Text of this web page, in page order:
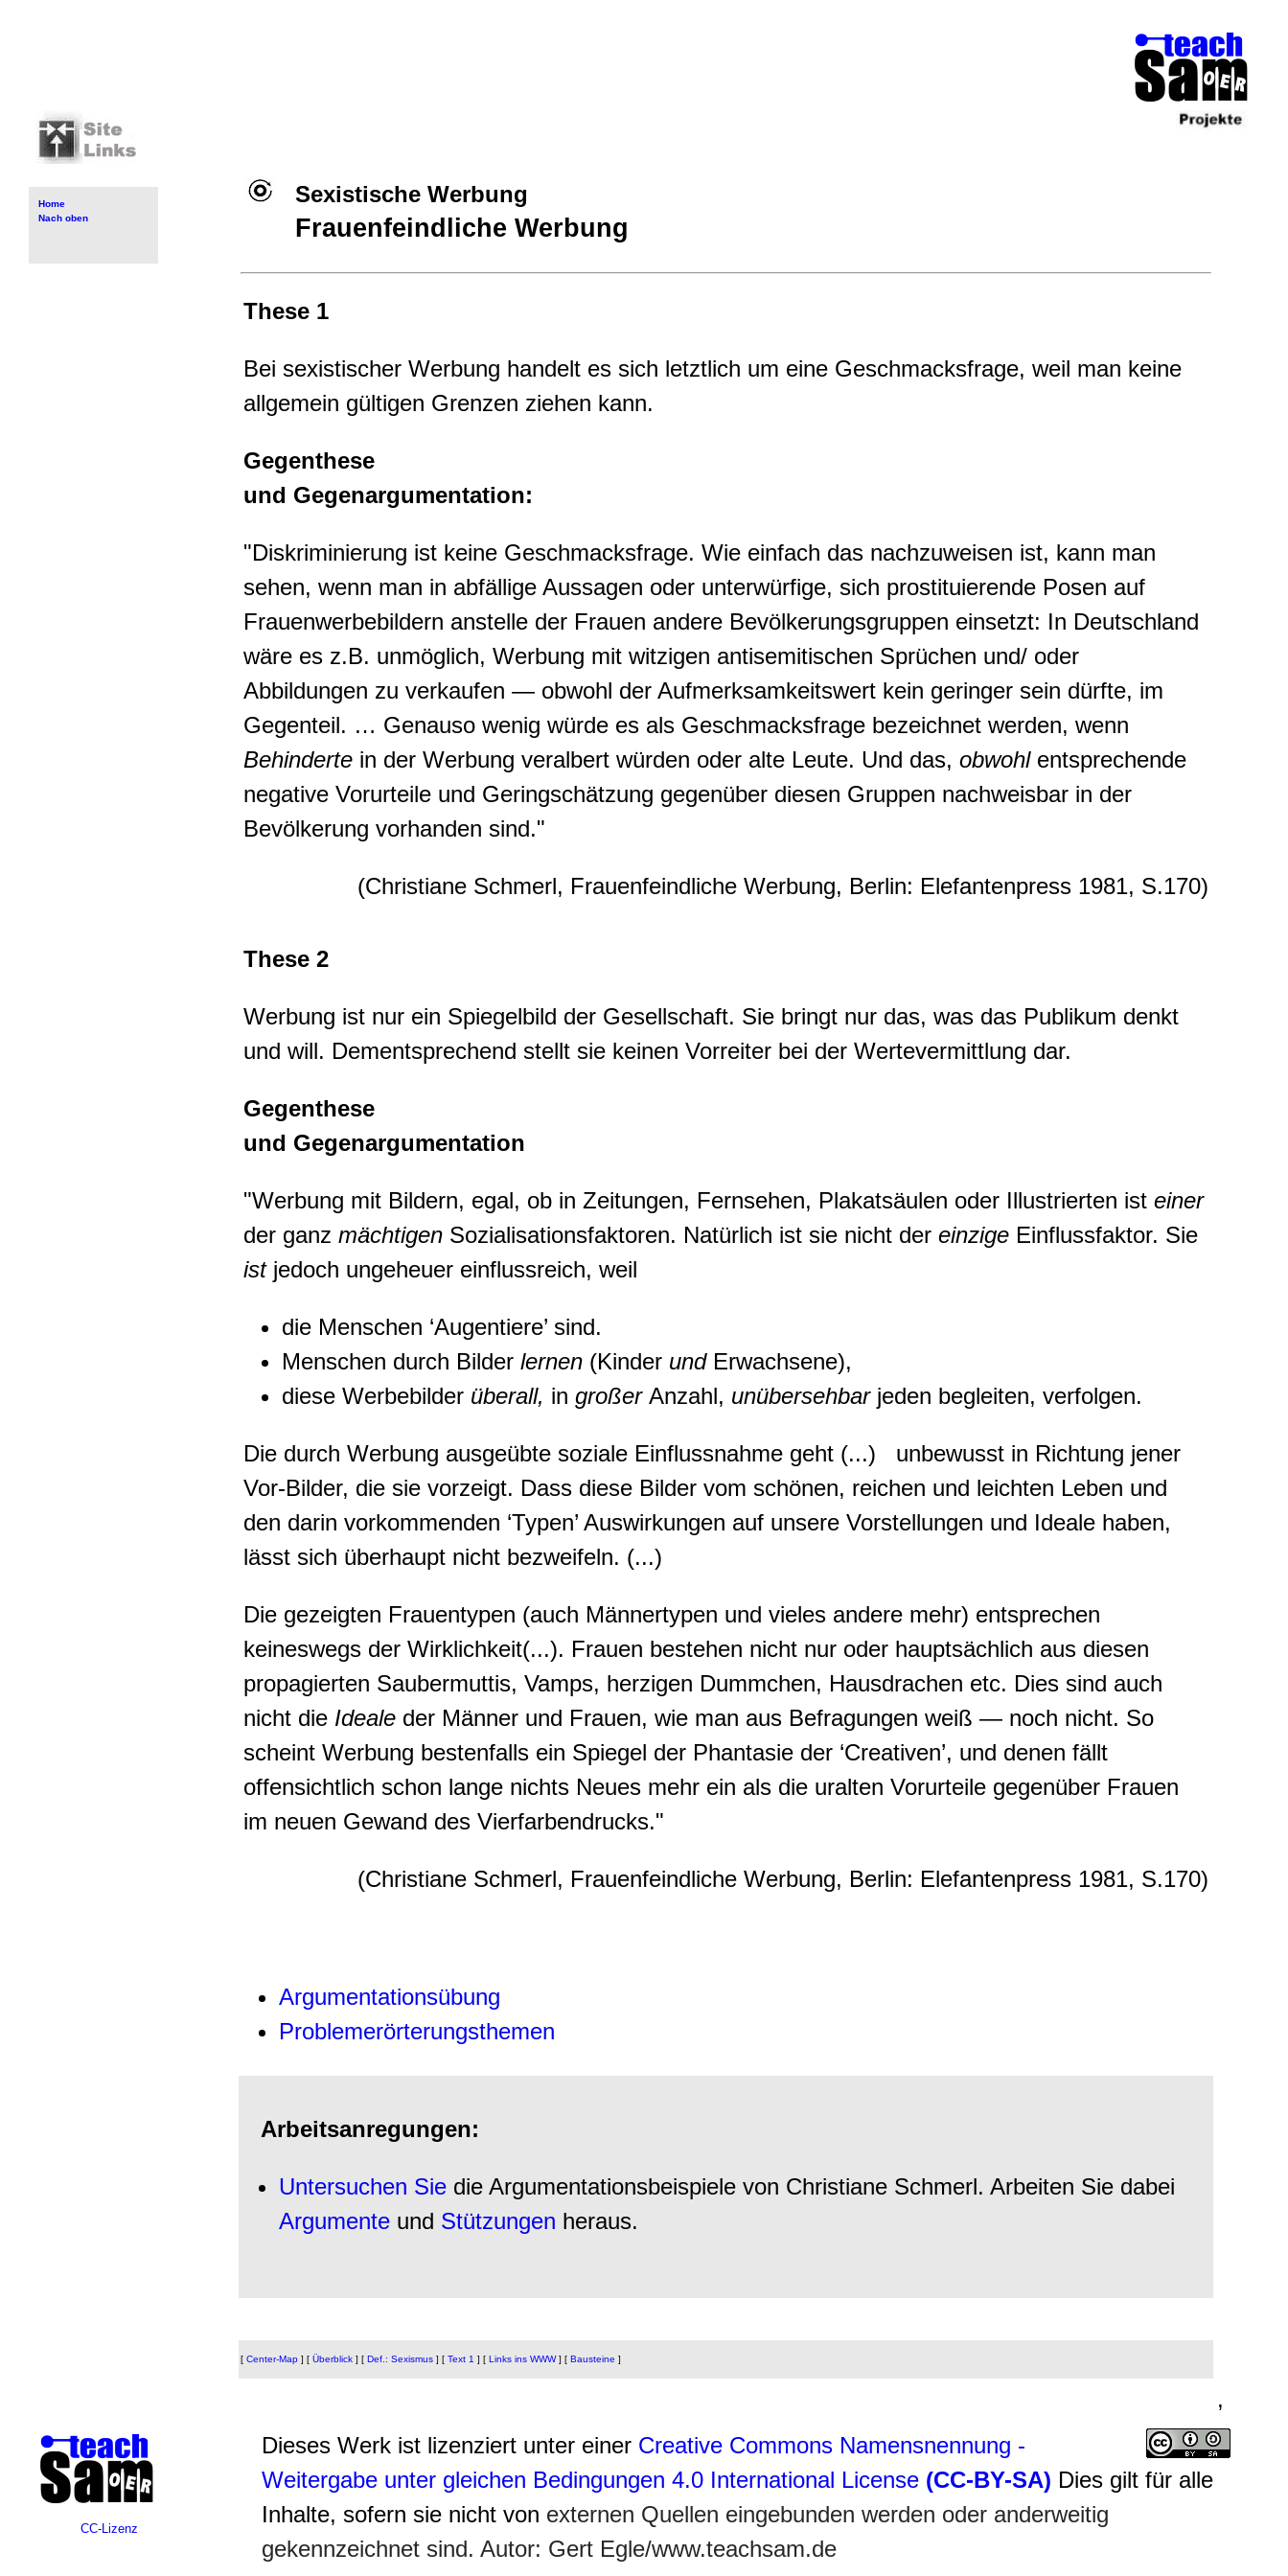
Home
Nach oben
Sexistische Werbung
Frauenfeindliche Werbung
These 1
Bei sexistischer Werbung handelt es sich letztlich um eine Geschmacksfrage, weil man keine
allgemein gültigen Grenzen ziehen kann.
Gegenthese
und Gegenargumentation:
"Diskriminierung ist keine Geschmacksfrage. Wie einfach das nachzuweisen ist, kann man
sehen, wenn man in abfällige Aussagen oder unterwürfige, sich prostituierende Posen auf
Frauenwerbebildern anstelle der Frauen andere Bevölkerungsgruppen einsetzt: In Deutschland
wäre es z.B. unmöglich, Werbung mit witzigen antisemitischen Sprüchen und/ oder
Abbildungen zu verkaufen — obwohl der Aufmerksamkeitswert kein geringer sein dürfte, im
Gegenteil. … Genauso wenig würde es als Geschmacksfrage bezeichnet werden, wenn
Behinderte in der Werbung veralbert würden oder alte Leute. Und das, obwohlentsprechende
negative Vorurteile und Geringschätzung gegenüber diesen Gruppen nachweisbar in der
Bevölkerung vorhanden sind."
(Christiane Schmerl, Frauenfeindliche Werbung, Berlin: Elefantenpress 1981, S.170)
These 2
Werbung ist nur ein Spiegelbild der Gesellschaft. Sie bringt nur das, was das Publikum denkt
und will. Dementsprechend stellt sie keinen Vorreiter bei der Wertevermittlung dar.
Gegenthese
und Gegenargumentation
"Werbung mit Bildern, egal, ob in Zeitungen, Fernsehen, Plakatsäulen oder Illustrierten ist einer
der ganz mächtigen Sozialisationsfaktoren. Natürlich ist sie nicht der einzige Einflussfaktor. Sie
ist jedoch ungeheuer einflussreich, weil
die Menschen ‘Augentiere’ sind.
Menschen durch Bilder lernen (Kinder und Erwachsene),
diese Werbebilder überall, in großer Anzahl, unübersehbar jeden begleiten, verfolgen.
Die durch Werbung ausgeübte soziale Einflussnahme geht (...) unbewusst in Richtung jener
Vor-Bilder, die sie vorzeigt. Dass diese Bilder vom schönen, reichen und leichten Leben und
den darin vorkommenden ‘Typen’ Auswirkungen auf unsere Vorstellungen und Ideale haben,
lässt sich überhaupt nicht bezweifeln. (...)
Die gezeigten Frauentypen (auch Männertypen und vieles andere mehr) entsprechen
keineswegs der Wirklichkeit(...). Frauen bestehen nicht nur oder hauptsächlich aus diesen
propagierten Saubermuttis, Vamps, herzigen Dummchen, Hausdrachen etc. Dies sind auch
nicht die Ideale der Männer und Frauen, wie man aus Befragungen weiß — noch nicht. So
scheint Werbung bestenfalls ein Spiegel der Phantasie der ‘Creativen’, und denen fällt
offensichtlich schon lange nichts Neues mehr ein als die uralten Vorurteile gegenüber Frauen
im neuen Gewand des Vierfarbendrucks."
(Christiane Schmerl, Frauenfeindliche Werbung, Berlin: Elefantenpress 1981, S.170)
Argumentationsübung
Problemerörterungsthemen
Arbeitsanregungen:
Untersuchen Sie die Argumentationsbeispiele von Christiane Schmerl. Arbeiten Sie dabei
Argumente und Stützungen heraus.
[ Center-Map ] [ Überblick ] [ Def.: Sexismus ] [ Text 1 ] [ Links ins WWW] [ Bausteine ]
,
CC-Lizenz
Dieses Werk ist lizenziert unter einer Creative Commons Namensnennung -
Weitergabe unter gleichen Bedingungen 4.0 International License (CC-BY-SA) Dies gilt für alle
Inhalte, sofern sie nicht von externen Quellen eingebunden werden oder anderweitig
gekennzeichnet sind. Autor: Gert Egle/www.teachsam.de